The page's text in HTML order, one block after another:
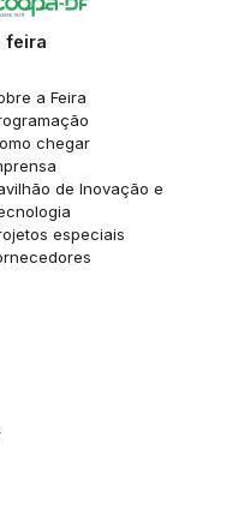
feira
a Feira
chegar
de Inovação e
especiais